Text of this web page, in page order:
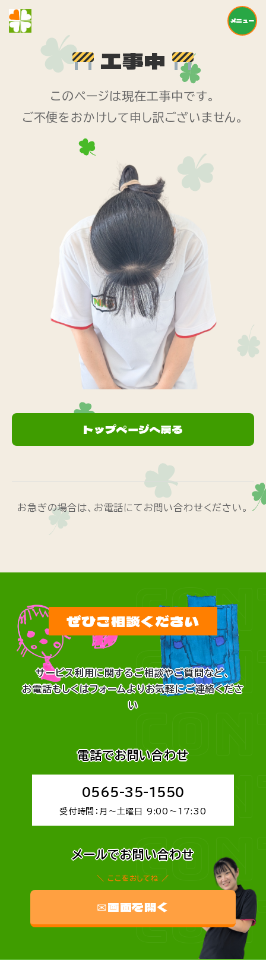
メニュー
工事中
このページは現在工事中です。
ご不便をおかけして申し訳ございません。
トップページへ戻る
お急ぎの場合は、お電話にてお問い合わせください。
ぜひご相談ください
サービス利用に関するご相談やご質問など、
お電話もしくはフォームよりお気軽にご連絡くださ
い
電話でお問い合わせ
0565-35-1550
受付時間：月～土曜日 9:00～17:30
メールでお問い合わせ
ここをおしてね
✉画面を開く